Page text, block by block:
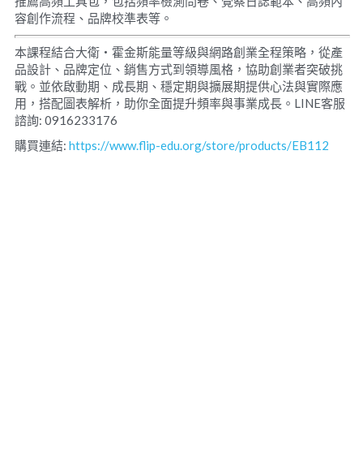
容創作流程、品牌校準表等。
本課程結合大衛・霍金斯能量等級與網路創業全程策略，從產
品設計、品牌定位、銷售方式到領導風格，協助創業者突破挑
戰。並依啟動期、成長期、穩定期與擴展期提供心法與實際應
用，搭配圖表解析，助你全面提升頻率與事業成長。LINE客服
諮詢: 0916233176
購買連結: https://www.flip-edu.org/store/products/EB112